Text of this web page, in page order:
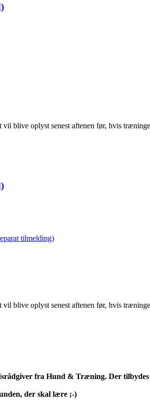
blive oplyst senest aftenen før, hvis
tilmelding)
blive oplyst senest aftenen før, hvis
fra Hund & Træning. Der
der skal lære ;-)